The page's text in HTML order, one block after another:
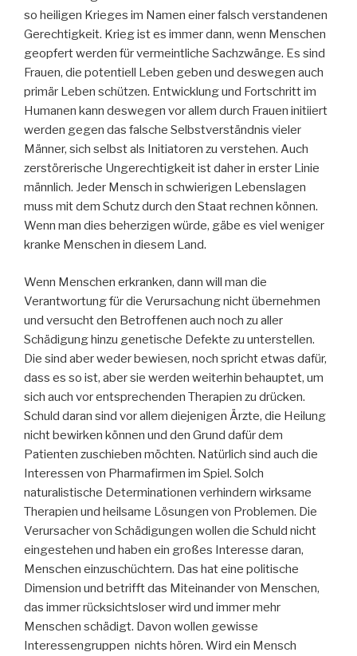
so heiligen Krieges im Namen einer falsch verstandenen
Gerechtigkeit. Krieg ist es immer dann, wenn Menschen
geopfert werden für vermeintliche Sachzwänge. Es sind
Frauen, die potentiell Leben geben und deswegen auch
primär Leben schützen. Entwicklung und Fortschritt im
Humanen kann deswegen vor allem durch Frauen initiiert
werden gegen das falsche Selbstverständnis vieler
Männer, sich selbst als Initiatoren zu verstehen. Auch
zerstörerische Ungerechtigkeit ist daher in erster Linie
männlich. Jeder Mensch in schwierigen Lebenslagen
muss mit dem Schutz durch den Staat rechnen können.
Wenn man dies beherzigen würde, gäbe es viel weniger
kranke Menschen in diesem Land.
Wenn Menschen erkranken, dann will man die
Verantwortung für die Verursachung nicht übernehmen
und versucht den Betroffenen auch noch zu aller
Schädigung hinzu genetische Defekte zu unterstellen.
Die sind aber weder bewiesen, noch spricht etwas dafür,
dass es so ist, aber sie werden weiterhin behauptet, um
sich auch vor entsprechenden Therapien zu drücken.
Schuld daran sind vor allem diejenigen Ärzte, die Heilung
nicht bewirken können und den Grund dafür dem
Patienten zuschieben möchten. Natürlich sind auch die
Interessen von Pharmafirmen im Spiel. Solch
naturalistische Determinationen verhindern wirksame
Therapien und heilsame Lösungen von Problemen. Die
Verursacher von Schädigungen wollen die Schuld nicht
eingestehen und haben ein großes Interesse daran,
Menschen einzuschüchtern. Das hat eine politische
Dimension und betrifft das Miteinander von Menschen,
das immer rücksichtsloser wird und immer mehr
Menschen schädigt. Davon wollen gewisse
Interessengruppen nichts hören. Wird ein Mensch